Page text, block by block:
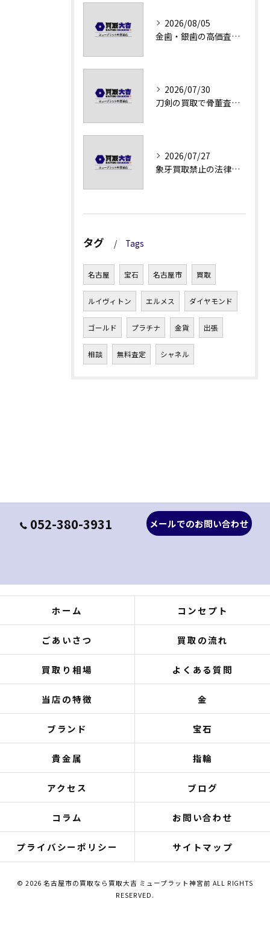
2026/08/05
金歯・銀歯の高価査定法徹底解説
2026/07/30
刀剣の買取で骨董査定の注意点
2026/07/27
象牙買取禁止の法律と背景解説
タグ Tags
名古屋 宝石 名古屋市 買取
ルイヴィトン エルメス ダイヤモンド
ゴールド プラチナ 金貨 出張
相談 無料査定 シャネル
052-380-3931 メールでのお問い合わせ
ホーム コンセプト
ごあいさつ 買取の流れ
買取り相場 よくある質問
当店の特徴 金
ブランド 宝石
貴金属 指輪
アクセス ブログ
コラム お問い合わせ
プライバシーポリシー サイトマップ
© 2026 名古屋市の買取なら買取大吉 ミュープラット神宮前 ALL RIGHTS
RESERVED.